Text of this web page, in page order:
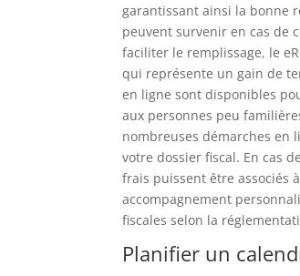
garantissant ainsi la bonne
peuvent survenir en cas de
faciliter le remplissage, le
qui représente un gain de
en ligne sont disponibles
aux personnes peu
nombreuses démarches en
votre dossier fiscal. En cas
frais puissent être associés
accompagnement
fiscales selon la
Planifier un